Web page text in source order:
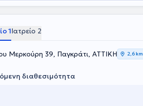
1Ιατρείο 2
Μερκούρη 39, Παγκράτι, ΑΤΤΙΚΗ 2,6 km
διαθεσιμότητα